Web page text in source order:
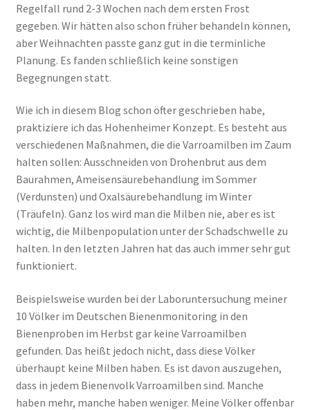
Regelfall rund 2-3 Wochen nach dem ersten Frost
gegeben. Wir hätten also schon früher behandeln können,
aber Weihnachten passte ganz gut in die terminliche
Planung. Es fanden schließlich keine sonstigen
Begegnungen statt.
Wie ich in diesem Blog schon öfter geschrieben habe,
praktiziere ich das Hohenheimer Konzept. Es besteht aus
verschiedenen Maßnahmen, die die Varroamilben im Zaum
halten sollen: Ausschneiden von Drohenbrut aus dem
Baurahmen, Ameisensäurebehandlung im Sommer
(Verdunsten) und Oxalsäurebehandlung im Winter
(Träufeln). Ganz los wird man die Milben nie, aber es ist
wichtig, die Milbenpopulation unter der Schadschwelle zu
halten. In den letzten Jahren hat das auch immer sehr gut
funktioniert.
Beispielsweise wurden bei der Laboruntersuchung meiner
10 Völker im Deutschen Bienenmonitoring in den
Bienenproben im Herbst gar keine Varroamilben
gefunden. Das heißt jedoch nicht, dass diese Völker
überhaupt keine Milben haben. Es ist davon auszugehen,
dass in jedem Bienenvolk Varroamilben sind. Manche
haben mehr, manche haben weniger. Meine Völker offenbar